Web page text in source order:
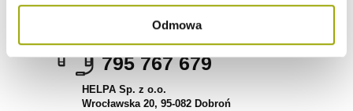
Odmowa
Potrzebujesz pomocy? Zadzwoń!
795 767 679
HELPA Sp. z o.o.
Wrocławska 20, 95-082 Dobroń